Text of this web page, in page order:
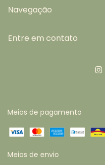
Navegação
Entre em contato
Meios de pagamento
Meios de envio